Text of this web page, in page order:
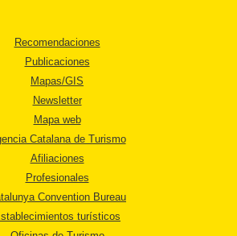
Recomendaciones
Publicaciones
Mapas/GIS
Newsletter
Mapa web
Catalana de Turismo
Afiliaciones
Profesionales
Convention Bureau
turísticos